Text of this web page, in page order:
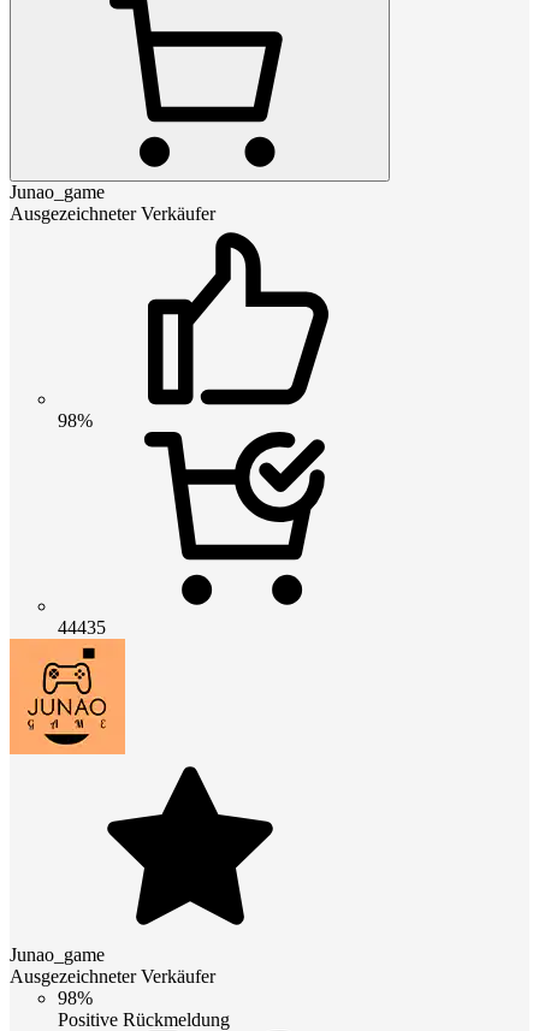
Junao_game
Ausgezeichneter Verkäufer
98%
44435
Junao_game
Ausgezeichneter Verkäufer
98%
Positive Rückmeldung